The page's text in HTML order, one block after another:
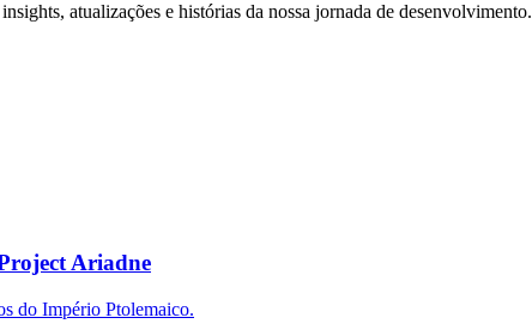
atualizações e histórias da nossa jornada de desenvolvimento.
Ariadne
do Império Ptolemaico.